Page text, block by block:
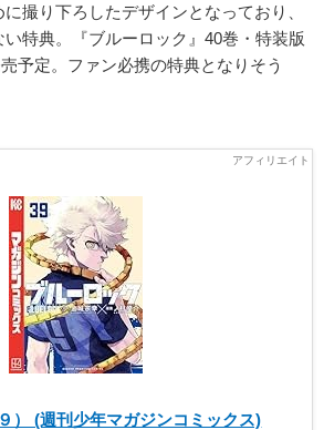
撮り下ろしたデザインとなっており、
特典。『ブルーロック』40巻・特装版
予定。ファン必携の特典となりそう
） (週刊少年マガジンコミックス)